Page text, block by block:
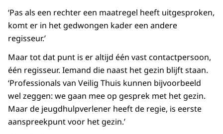
‘Pas als een rechter een maatregel heeft uitgesproken,
komt er in het gedwongen kader een andere
regisseur.’
Maar tot dat punt is er altijd één vast contactpersoon,
één regisseur. Iemand die naast het gezin blijft staan.
‘Professionals van Veilig Thuis kunnen bijvoorbeeld
wel zeggen: we gaan mee op gesprek met het gezin.
Maar de jeugdhulpverlener heeft de regie, is eerste
aanspreekpunt voor het gezin.’